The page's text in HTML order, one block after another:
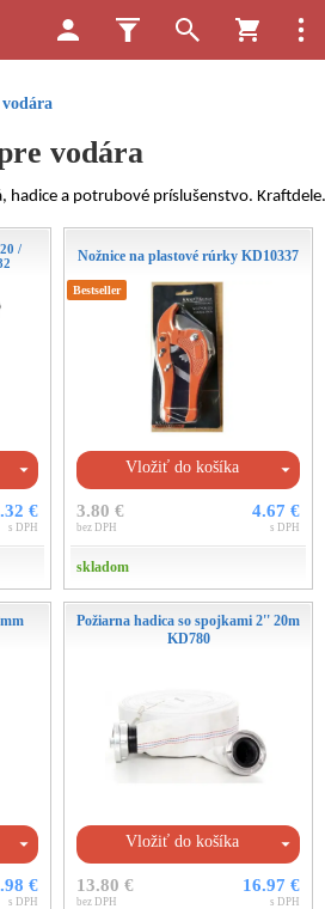
vodára
hadice a potrubové príslušenstvo.
/
€
s DPH
Nožnice na plastové rúrky KD10337
Bestseller
Vložiť do košíka
3.80 €
bez DPH
4.67 €
s DPH
skladom
€
s DPH
Požiarna hadica so spojkami 2'' 20m
KD780
Vložiť do košíka
13.80 €
bez DPH
16.97 €
s DPH